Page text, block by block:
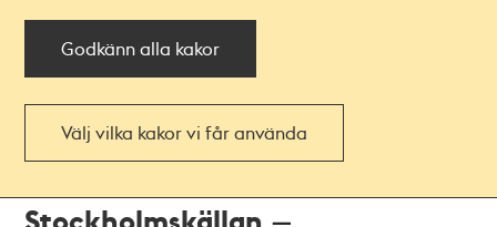
Godkänn alla kakor
Välj vilka kakor vi får använda